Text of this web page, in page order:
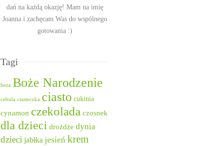
dań na każdą okazję! Mam na imię
Joanna i zachęcam Was do wspólnego
gotowania :)
Tagi
beza Boże Narodzenie
cebula ciasteczka ciasto cukinia
cynamon czekolada czosnek
dla dzieci drożdże dynia
dzieci jabłka jesień krem